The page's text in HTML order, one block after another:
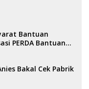
Bantuan
PERDA Bantuan
Bakal Cek Pabrik